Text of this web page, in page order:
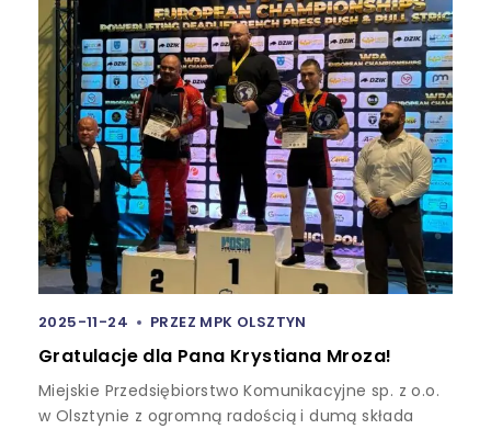
2025-11-24 PRZEZ MPK OLSZTYN
Gratulacje dla Pana Krystiana Mroza!
Miejskie Przedsiębiorstwo Komunikacyjne sp. z o.o.
w Olsztynie z ogromną radością i dumą składa